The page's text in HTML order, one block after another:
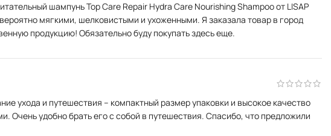
шампунь Top Care Repair Hydra Care Nourishing Shampoo от LISAP
мягкими, шелковистыми и ухоженными. Я заказала товар в город
продукцию! Обязательно буду покупать здесь еще.
ухода и путешествия – компактный размер упаковки и высокое качество
удобно брать его с собой в путешествия. Спасибо, что предложили